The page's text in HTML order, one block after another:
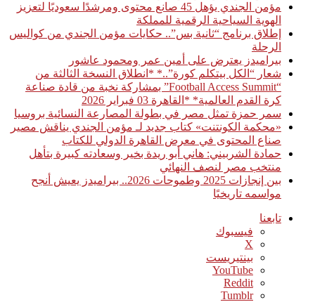
مؤمن الجندي يؤهل 45 صانع محتوى ومرشدًا سعوديًا لتعزيز
الهوية السياحية الرقمية للمملكة
إطلاق برنامج “ثانية بس”.. حكايات مؤمن الجندي من كواليس
الرحلة
بيراميدز يعترض على أمين عمر ومحمود عاشور
شعار “الكل بيتكلم كورة”..* *انطلاق النسخة الثالثة من
“Football Access Summit” بمشاركة نخبة من قادة صناعة
كرة القدم العالمية* *القاهرة 03 فبراير 2026
سمر حمزة تمثل مصر في بطولة المصارعة النسائية بروسيا
«محكمة الكونتنت» كتاب جديد لـ مؤمن الجندي يناقش مصير
صناع المحتوى في معرض القاهرة الدولي للكتاب
حمادة الشربيني: هاني أبو ريدة بخير وسعادته كبيرة بتأهل
منتخب مصر لنصف النهائي
بين إنجازات 2025 وطموحات 2026.. بيراميدز يعيش أنجح
مواسمه تاريخيًا
تابعنا
فيسبوك
‫X
بينتيريست
‫YouTube